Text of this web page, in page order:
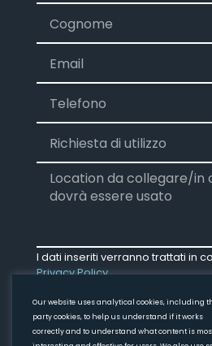
I dati inseriti verranno trattati in
Privacy Policy
Accetto
Invia
Our website uses analytical cookies, including
party cookies, to help us understand if it works
correctly and to understand what content is